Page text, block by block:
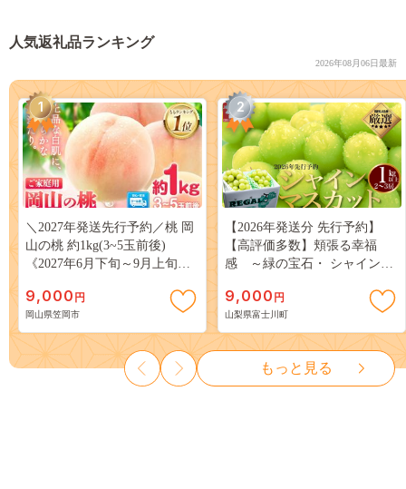
人気返礼品ランキング
2026年08月06日最新
1
＼2027年発送先行予約／桃 岡
山の桃 約1kg(3~5玉前後)
《2027年6月下旬～9月上旬頃
岡山 はくとう スイーツ フル
ーツ 果物 デザート 旬 モモ も
も 先行予約 送料無料 果物 岡
山県 笠岡市 清水白桃 白鳳 白
麗 クール便---
kasaoka_zsy_419_100---
9,000 円
岡山県笠岡市
2
【2026年発送分 先行予約】
【高評価多数】頬張る幸福
感 ～緑の宝石・ シャインマ
３房） フルーツ 山梨県産 果
物 くだもの シャイン マスカ
ット ぶどう ブドウ 葡萄 大粒
種なし 先行予約 富士川町
10000円 一万円 9000円 九千円
9,000 円
山梨県富士川町
もっと見る